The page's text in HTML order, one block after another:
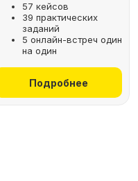
57 кейсов
39 практических
заданий
5 онлайн-встреч один
на один
Подробнее